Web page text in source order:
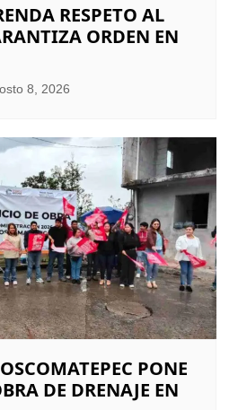
RESPETO AL
ORDEN EN
8, 2026
PONE
DE DRENAJE EN